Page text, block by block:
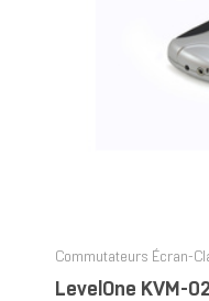
Commutateurs Écran-
LevelOne KVM-